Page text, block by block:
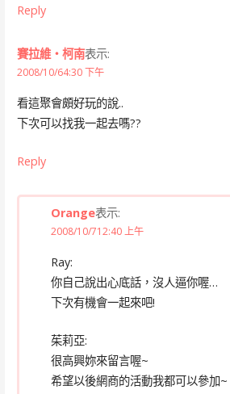
Reply
賽拉維‧柯南表示:
2008/10/64:30 下午
看這聚會頗好玩的說..
下次可以找我一起去嗎??
Reply
Orange表示:
2008/10/712:40 上午
Ray:
你自己說出心底話，沒人逼你喔…
下次有機會一起來吧!
茱莉亞:
很高興妳來留言喔~
希望以後網商的活動我都可以參加~